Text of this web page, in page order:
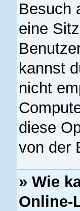
Besuch
eine
kannst
nicht
diese
von der
» Wie
Online-